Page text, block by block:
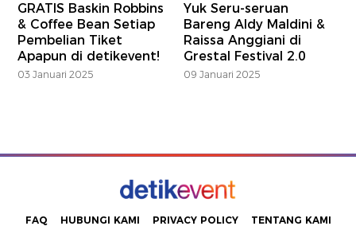
GRATIS Baskin Robbins
& Coffee Bean Setiap
Pembelian Tiket
Apapun di detikevent!
03 Januari 2025
Yuk Seru-seruan
Bareng Aldy Maldini &
Raissa Anggiani di
Grestal Festival 2.0
09 Januari 2025
FAQ HUBUNGI KAMI PRIVACY POLICY TENTANG KAMI